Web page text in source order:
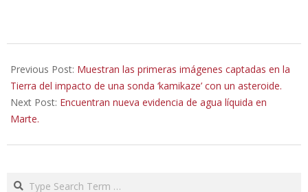
09-
28
Previous Post: Muestran las primeras imágenes captadas en la
Tierra del impacto de una sonda ‘kamikaze’ con un asteroide.
Next Post: Encuentran nueva evidencia de agua líquida en
Marte.
Search